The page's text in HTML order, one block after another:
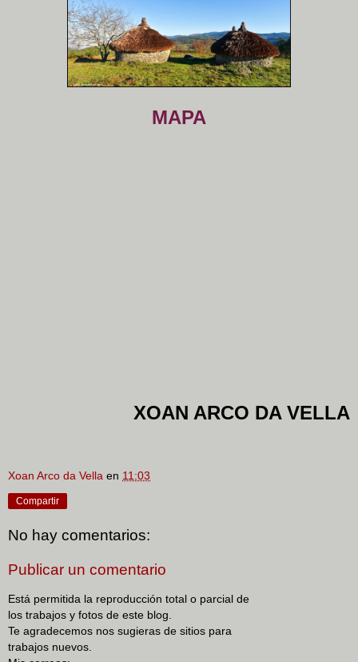
MAPA
XOAN ARCO DA VELLA
Xoan Arco da Vella en 11:03
Compartir
No hay comentarios:
Publicar un comentario
Está permitida la reproducción total o parcial de
los trabajos y fotos de este blog.
Te agradecemos nos sugieras de sitios para
trabajos nuevos.